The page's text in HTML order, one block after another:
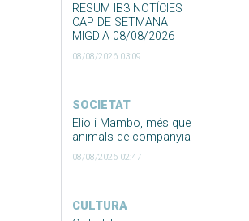
RESUM IB3 NOTÍCIES
CAP DE SETMANA
MIGDIA 08/08/2026
08/08/2026 03:09
SOCIETAT
Elio i Mambo, més que
animals de companyia
08/08/2026 02:47
CULTURA